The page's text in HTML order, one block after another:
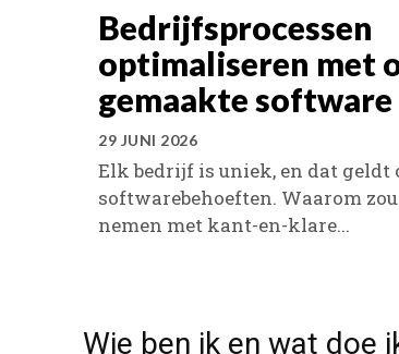
Bedrijfsprocessen
optimaliseren met
gemaakte software
29 JUNI 2026
Elk bedrijf is uniek, en dat geldt
softwarebehoeften. Waarom
nemen met kant-en-klare...
Wie ben ik en wat doe